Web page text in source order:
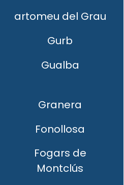
artomeu del Grau
Gurb
Gualba
Granera
Fonollosa
Fogars de
Montclús